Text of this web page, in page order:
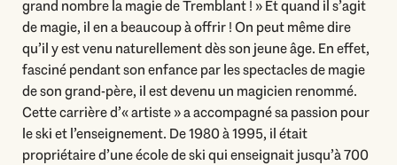
grand nombre la magie de Tremblant ! » Et quand il s’agit
de magie, il en a beaucoup à offrir ! On peut même dire
qu’il y est venu naturellement dès son jeune âge. En effet,
fasciné pendant son enfance par les spectacles de magie
de son grand-père, il est devenu un magicien renommé.
Cette carrière d’« artiste » a accompagné sa passion pour
le ski et l’enseignement. De 1980 à 1995, il était
propriétaire d’une école de ski qui enseignait jusqu’à 700